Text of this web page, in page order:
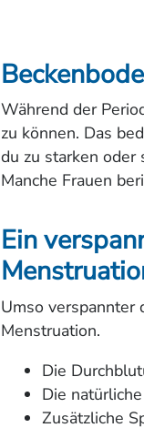
Während der
zu können. Das
du zu starken oder
Manche Frauen
Ein
Umso verspannter
Menstruation.
Die
Die
Zusätzliche